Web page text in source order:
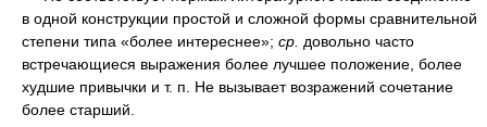
в одной конструкции простой и сложной формы сравнительной
степени типа «более интереснее»; ср. довольно часто
встречающиеся выражения более лучшее положение, более
худшие привычки и т. п. Не вызывает возражений сочетание
более старший.